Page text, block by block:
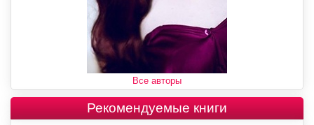
Все авторы
Рекомендуемые книги